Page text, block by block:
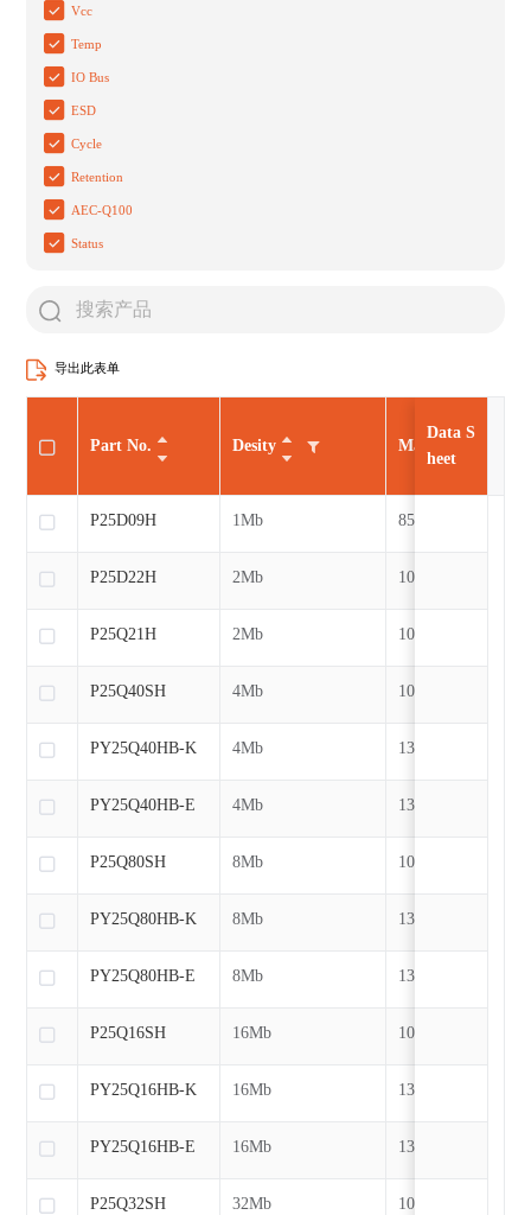
Vcc
Temp
IO Bus
ESD
Cycle
Retention
AEC-Q100
Status
导出此表单
Desity Max CLK
1Mb 85MHz
2Mb 104MHz
2Mb 104MHz
4Mb 104MHz
4Mb 133MHz
4Mb 133MHz
8Mb 104MHz
8Mb 133MHz
8Mb 133MHz
16Mb 104MHz
16Mb 133MHz
16Mb 133MHz
32Mb 104MHz
Part No.
P25D09H
P25D22H
P25Q21H
P25Q40SH
PY25Q40HB-K
PY25Q40HB-E
P25Q80SH
PY25Q80HB-K
PY25Q80HB-E
P25Q16SH
PY25Q16HB-K
PY25Q16HB-E
P25Q32SH
Data S
heet